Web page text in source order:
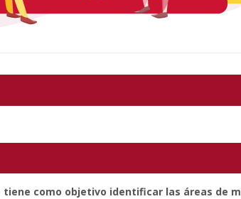
como objetivo identificar las áreas de